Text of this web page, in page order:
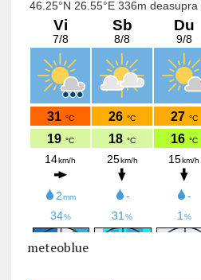
meteoblue